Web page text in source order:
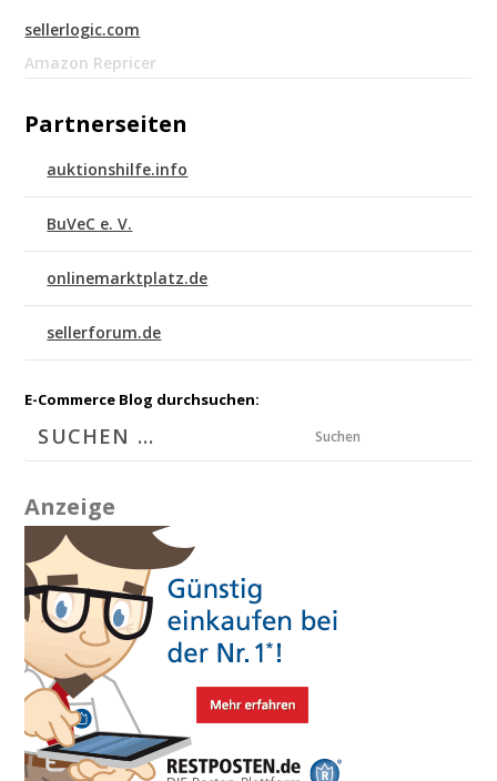
sellerlogic.com
Amazon Repricer
Partnerseiten
auktionshilfe.info
BuVeC e. V.
onlinemarktplatz.de
sellerforum.de
E-Commerce Blog durchsuchen:
Suchen
Anzeige